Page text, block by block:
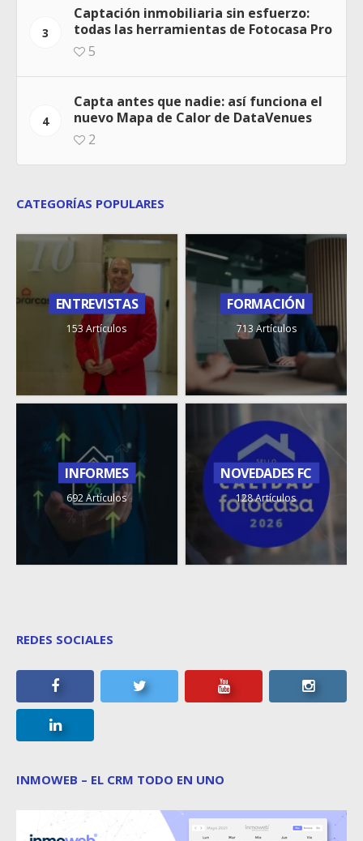
3
Captación inmobiliaria sin esfuerzo:
todas las herramientas de Fotocasa Pro
5
4
Capta antes que nadie: así funciona el
nuevo Mapa de Calor de DataVenues
2
CATEGORÍAS POPULARES
ENTREVISTAS
153 Artículos
FORMACIÓN
713 Artículos
INFORMES
692 Artículos
NOVEDADES FC
128 Artículos
REDES SOCIALES
INMOWEB – EL CRM TODO EN UNO